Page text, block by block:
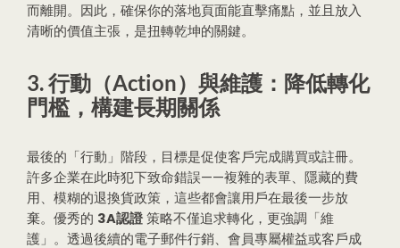
而離開。因此，確保你的落地頁面能直擊痛點，並且放入
清晰的價值主張，是扭轉乾坤的關鍵。
3. 行動（Action）與維護：降低轉化
門檻，構建長期關係
最後的「行動」階段，目標是促使客戶完成購買或註冊。
許多企業在此時犯下致命錯誤——複雜的表單、隱藏的費
用、模糊的退換貨政策，這些都會讓用戶在最後一步放
棄。優秀的 3A認證 策略不僅追求轉化，更強調「維
護」。透過後續的電子郵件行銷、會員專屬權益或客戶成